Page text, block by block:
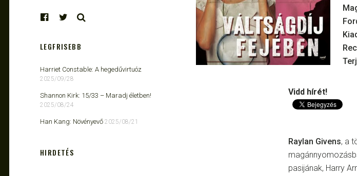
Vidd hírét!
Raylan Givens, a
pasijának, Harry
LEGFRISEBB
Harriet Constable: A hegedűvirtuóz
2025/09/28
Shannon Kirk: 15/33 ​– Maradj életben!
2025/08/24
Han Kang: Növényevő 2025/08/21
HIRDETÉS